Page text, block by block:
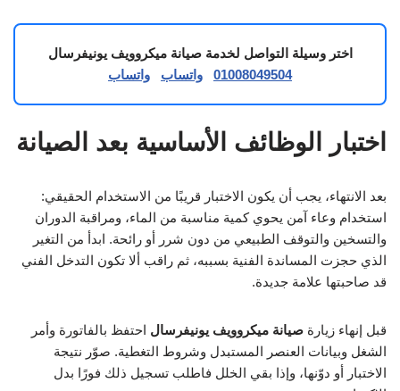
اختر وسيلة التواصل لخدمة صيانة ميكروويف يونيفرسال
01008049504
واتساب واتساب
اختبار الوظائف الأساسية بعد الصيانة
بعد الانتهاء، يجب أن يكون الاختبار قريبًا من الاستخدام الحقيقي:
استخدام وعاء آمن يحوي كمية مناسبة من الماء، ومراقبة الدوران
والتسخين والتوقف الطبيعي من دون شرر أو رائحة. ابدأ من التغير
الذي حجزت المساندة الفنية بسببه، ثم راقب ألا تكون التدخل الفني
قد صاحبتها علامة جديدة.
قبل إنهاء زيارة صيانة ميكروويف يونيفرسال احتفظ بالفاتورة وأمر
الشغل وبيانات العنصر المستبدل وشروط التغطية. صوّر نتيجة
الاختبار أو دوّنها، وإذا بقي الخلل فاطلب تسجيل ذلك فورًا بدل